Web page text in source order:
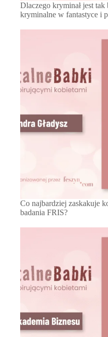
Dlaczego kryminał jest
kryminalne w fantastyce i
Co najbardziej zaskakuje
badania FRIS?